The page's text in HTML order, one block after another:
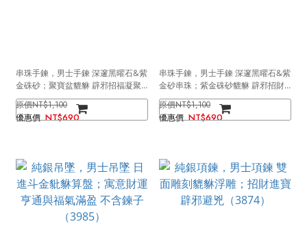
串珠手鍊，男士手鍊 深邃黑曜石&紫
金硃砂；聚寶盆貔貅 辟邪招福凝聚
財氣（4021）
NT$1,100
NT$690
串珠手鍊，男士手鍊 深邃黑曜石&紫
金砂串珠；紫金硃砂貔貅 辟邪招財
凝聚能量（4016）
NT$1,100
NT$690